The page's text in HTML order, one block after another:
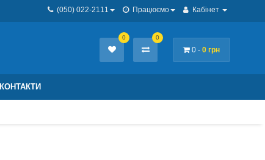
(050) 022-2111 Працюємо Кабінет
0 - 0 грн
0 0
КОНТАКТИ